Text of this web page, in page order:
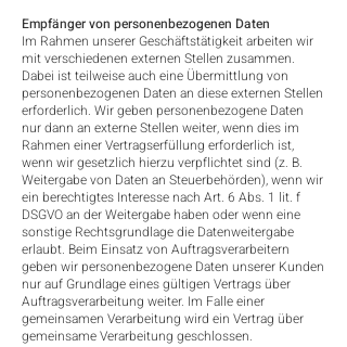
Empfänger von personenbezogenen Daten
Im Rahmen unserer Geschäftstätigkeit arbeiten wir
mit verschiedenen externen Stellen zusammen.
Dabei ist teilweise auch eine Übermittlung von
personenbezogenen Daten an diese externen Stellen
erforderlich. Wir geben personenbezogene Daten
nur dann an externe Stellen weiter, wenn dies im
Rahmen einer Vertragserfüllung erforderlich ist,
wenn wir gesetzlich hierzu verpflichtet sind (z. B.
Weitergabe von Daten an Steuerbehörden), wenn wir
ein berechtigtes Interesse nach Art. 6 Abs. 1 lit. f
DSGVO an der Weitergabe haben oder wenn eine
sonstige Rechtsgrundlage die Datenweitergabe
erlaubt. Beim Einsatz von Auftragsverarbeitern
geben wir personenbezogene Daten unserer Kunden
nur auf Grundlage eines gültigen Vertrags über
Auftragsverarbeitung weiter. Im Falle einer
gemeinsamen Verarbeitung wird ein Vertrag über
gemeinsame Verarbeitung geschlossen.